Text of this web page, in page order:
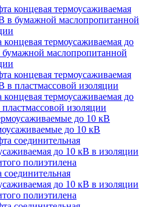
термоусаживаемая до
бумажной маслопропитанной
термоусаживаемая до
изоляции
до 10 кВ
до 10 кВ в изоляции
полиэтилена